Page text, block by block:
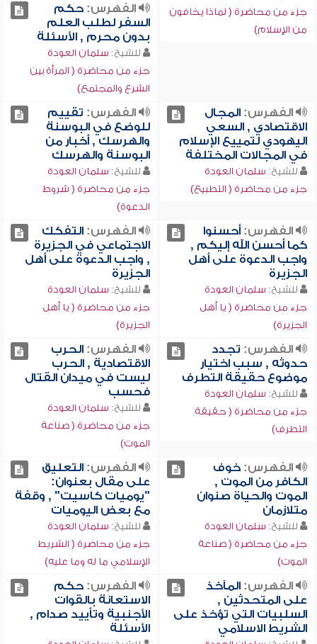
جزء من محاضرة ( لماذا يخافون
من الإسلام)
الفهرس:حكم
السفر لطلب العلم
بدون محرم , الأسئلة
للشيخ: سلمان العودة
جزء من محاضرة ( المرأة بين
الشرع والمجتمع)
الفهرس:المجال
الاقتصادي , السعي
اليهودي لتمييع الإسلام
في المجالات المختلفة
للشيخ: سلمان العودة
جزء من محاضرة ( التطبيع)
الفهرس: تقييم
للوضع في البوسنة
والهرسك , أخبار من
البوسنة والهرسك
للشيخ: سلمان العودة
جزء من محاضرة ( شروط
الدعوة)
الفهرس:أحسنوا
كما أحسن الله إليكم ,
واجب الدعوة على أهل
الجزيرة
للشيخ: سلمان العودة
جزء من محاضرة ( يا أهل
الجزيرة)
الفهرس:التفكك
الاجتماعي في الجزيرة
, واجب الدعوة على أهل
الجزيرة
للشيخ: سلمان العودة
جزء من محاضرة ( يا أهل
الجزيرة)
الفهرس: تجدد
حدوثه , سبب اختيار
موضوع حقيقة التطرف
للشيخ: سلمان العودة
جزء من محاضرة ( حقيقة
التطرف)
الفهرس:الحرب
الاقتصادية , الحرب
ليست في ميدان القتال
فحسب
للشيخ: سلمان العودة
جزء من محاضرة ( صناعة
الموت)
الفهرس:خوف
الكافر من الموت ,
الموت والحياة صنوان
متلازمان
للشيخ: سلمان العودة
جزء من محاضرة ( صناعة
الموت)
الفهرس:التعليق
على مقال بعنوان:
"يوميات كاسيت" , وقفة
مع بعض اليوميات
للشيخ: سلمان العودة
جزء من محاضرة ( الشريط
الإسلامي ما له وما عليه)
الفهرس:المآخذ
على المتحدثين ,
السلبيات التي تؤخذ على
الشريط الاسلامي
الفهرس:حكم
الاستعانة بالقوات
الأجنبية وتأييد صدام ,
الأسئلة